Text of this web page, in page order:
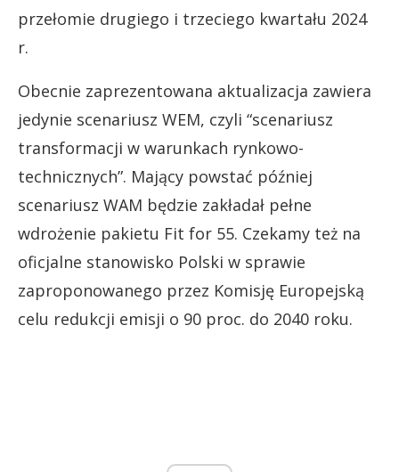
przełomie drugiego i trzeciego kwartału 2024
r.
Obecnie zaprezentowana aktualizacja zawiera
jedynie scenariusz WEM, czyli “scenariusz
transformacji w warunkach rynkowo-
technicznych”. Mający powstać później
scenariusz WAM będzie zakładał pełne
wdrożenie pakietu Fit for 55. Czekamy też na
oficjalne stanowisko Polski w sprawie
zaproponowanego przez Komisję Europejską
celu redukcji emisji o 90 proc. do 2040 roku.